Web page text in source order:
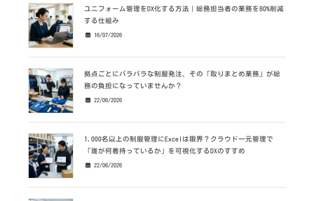
ユニフォーム管理をDX化する方法｜総務担当者の業務を80%削減
する仕組み
16/07/2026
拠点ごとにバラバラな制服発注、その「取りまとめ業務」が総
務の負担になっていませんか？
22/06/2026
1,000名以上の制服管理にExcelは限界？クラウド一元管理で
「誰が何着持っているか」を可視化するDXのすすめ
22/06/2026